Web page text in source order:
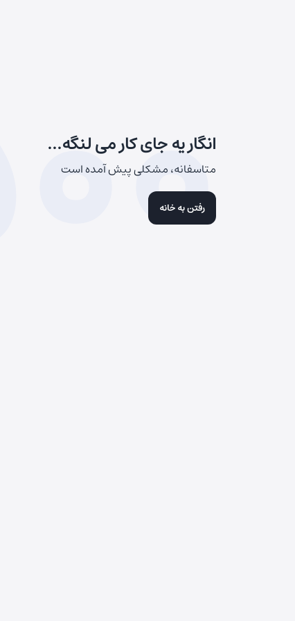
انگار یه جای کار می لنگه...
متاسفانه، مشکلی پیش آمده است
رفتن به خانه
500